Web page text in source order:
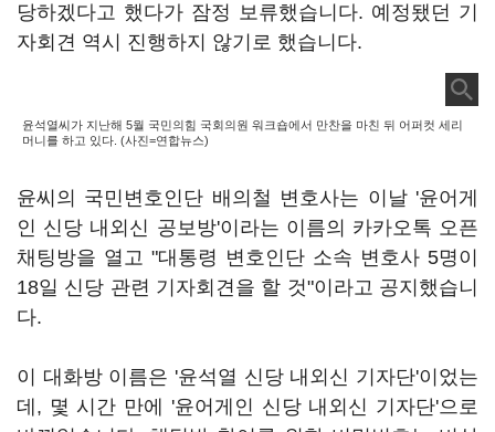
당하겠다고 했다가 잠정 보류했습니다. 예정됐던 기
자회견 역시 진행하지 않기로 했습니다.
윤석열씨가 지난해 5월 국민의힘 국회의원 워크숍에서 만찬을 마친 뒤 어퍼컷 세리
머니를 하고 있다. (사진=연합뉴스)
윤씨의 국민변호인단 배의철 변호사는 이날 '윤어게
인 신당 내외신 공보방'이라는 이름의 카카오톡 오픈
채팅방을 열고 "대통령 변호인단 소속 변호사 5명이
18일 신당 관련 기자회견을 할 것"이라고 공지했습니
다.
이 대화방 이름은 '윤석열 신당 내외신 기자단'이었는
데, 몇 시간 만에 '윤어게인 신당 내외신 기자단'으로